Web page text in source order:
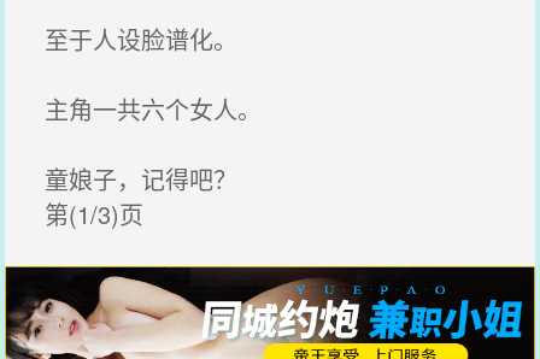
至于人设脸谱化。
主角一共六个女人。
童娘子，记得吧？
第(1/3)页